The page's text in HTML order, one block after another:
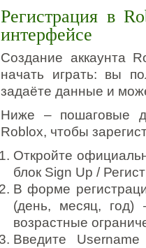
Регистрация в
интерфейсе
Создание аккаунта
начать играть: вы
задаёте данные и
Ниже – пошаговые
Roblox, чтобы
Откройте
блок Sign Up /
В форме
(день, месяц, год)
возрастные
Введите